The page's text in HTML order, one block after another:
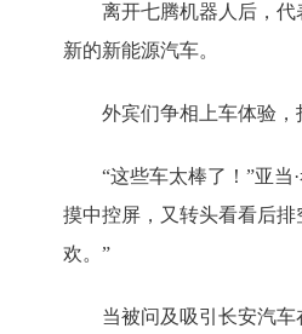
离开七腾机器人后，
新的新能源汽车。
外宾们争相上车体验，
“这些车太棒了！”亚
摸中控屏，又转头看看后
欢。”
当被问及吸引长安汽